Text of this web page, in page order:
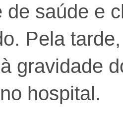
de saúde e
Pela
gravidade
hospital.